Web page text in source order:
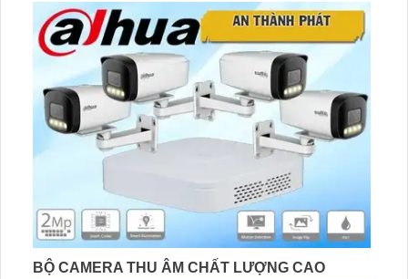
BCS độ bền cao hơn, cùng công nghệ Hồng Ngoại Smart
IR Camera hiện đại
BỘ CAMERA THU ÂM CHẤT LƯỢNG CAO